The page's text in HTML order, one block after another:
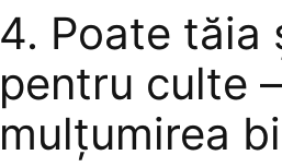
4. Poate tăia
pentru culte
mulţumirea